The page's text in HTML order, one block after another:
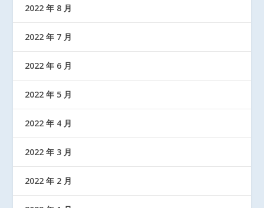
2022 年 8 月
2022 年 7 月
2022 年 6 月
2022 年 5 月
2022 年 4 月
2022 年 3 月
2022 年 2 月